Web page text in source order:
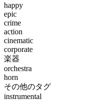
happy
epic
crime
action
cinematic
corporate
楽器
orchestra
horn
その他のタグ
instrumental